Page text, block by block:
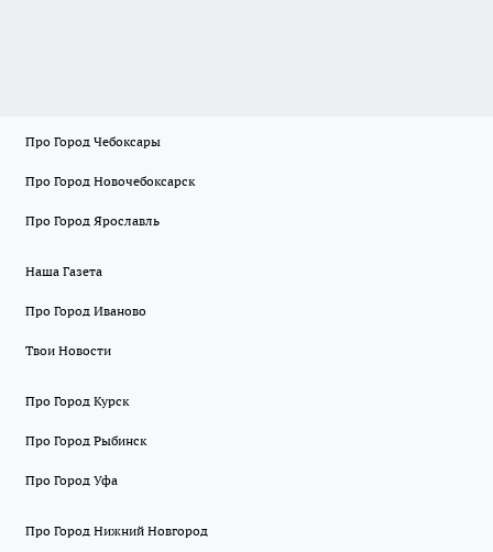
Про Город Чебоксары
Про Город Новочебоксарск
Про Город Ярославль
Наша Газета
Про Город Иваново
Твои Новости
Про Город Курск
Про Город Рыбинск
Про Город Уфа
Про Город Нижний Новгород